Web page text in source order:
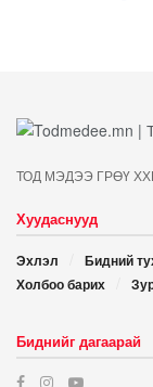
ТОД МЭДЭЭ ГРӨҮ
Хуудаснууд
Эхлэл Бидний
Холбоо барих
Биднийг дагаарай